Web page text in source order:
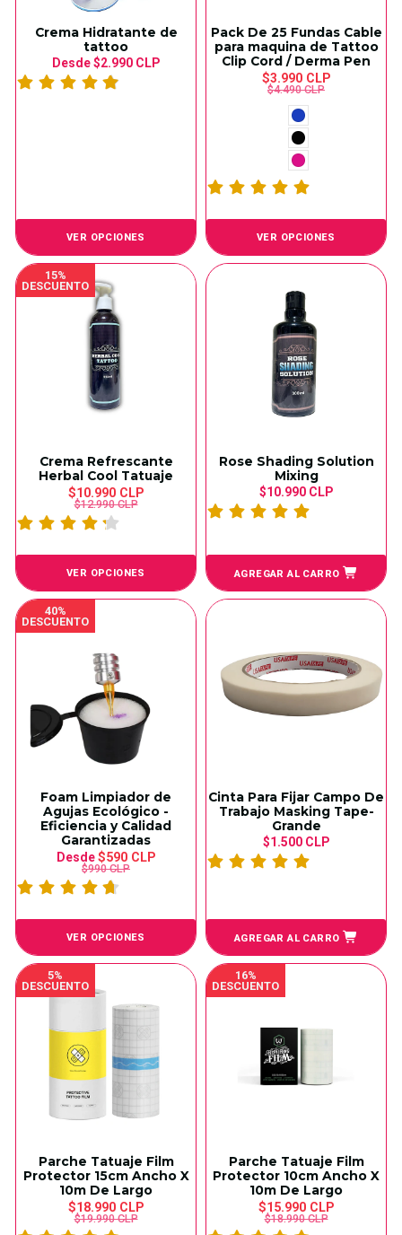
Crema Hidratante de
tattoo
Desde$2.990 CLP
VER OPCIONES
Pack De 25 Fundas Cable
para maquina de Tattoo
Clip Cord / Derma Pen
$3.990 CLP
$4.490 CLP
VER OPCIONES
15%
DESCUENTO
Crema Refrescante
Herbal Cool Tatuaje
$10.990 CLP
$12.990 CLP
VER OPCIONES
Rose Shading Solution
Mixing
$10.990 CLP
AGREGAR AL CARRO
40%
DESCUENTO
Foam Limpiador de
Agujas Ecológico -
Eficiencia y Calidad
Garantizadas
Desde $590 CLP
$990 CLP
VER OPCIONES
Cinta Para Fijar Campo De
Trabajo Masking Tape-
Grande
$1.500 CLP
AGREGAR AL CARRO
5%
DESCUENTO
Parche Tatuaje Film
Protector 15cm Ancho X
10m De Largo
$18.990 CLP
$19.990 CLP
16%
DESCUENTO
Parche Tatuaje Film
Protector 10cm Ancho X
10m De Largo
$15.990 CLP
$18.990 CLP